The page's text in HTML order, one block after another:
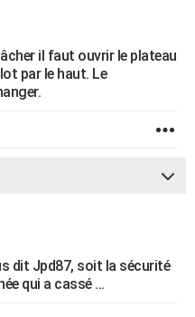
il faut ouvrir le plateau
par le haut. Le
dit Jpd87, soit la sécurité
qui a cassé ...